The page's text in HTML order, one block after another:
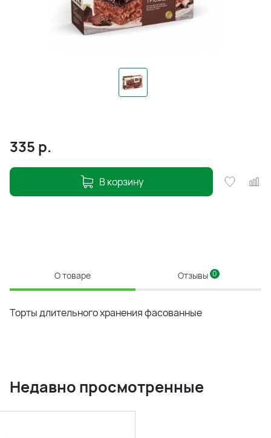
335 р.
В корзину
О товаре Отзывы 0
Торты длительного хранения фасованные
Недавно просмотренные